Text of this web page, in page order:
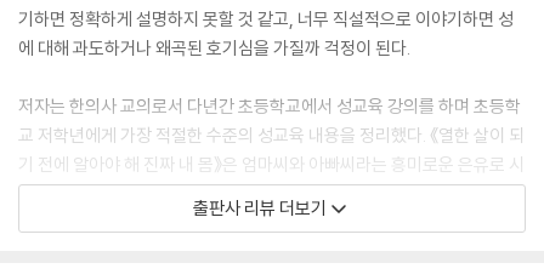
기하면 정확하게 설명하지 못할 것 같고, 너무 직설적으로 이야기하면 성
에 대해 과도하거나 왜곡된 호기심을 가질까 걱정이 된다.
저자는 한의사 교의로서 다년간 초등학교에서 성교육 강의를 하며 초등학
교 저학년에게 가장 적절한 수준의 성교육 내용을 정리했다. 《열한 살이 되
기 전에 알아야 해 진짜 내 몸》은 엄마씨와 아빠씨라는 흥미로운 은유로 시
작해서 임신과 출산의 과정을 설명하고 더 나아가 내 몸을 지키는 바른 태
도까지 다루며 초등학교 저학년 아이들에게 꼭 필요한 내용을 이해하기 쉽
출판사 리뷰 더보기